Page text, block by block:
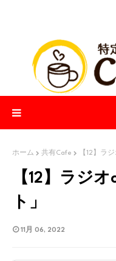
ホーム 共有Cafe 【12】ラ
【12】ラジ
ト」
11月 06, 2022